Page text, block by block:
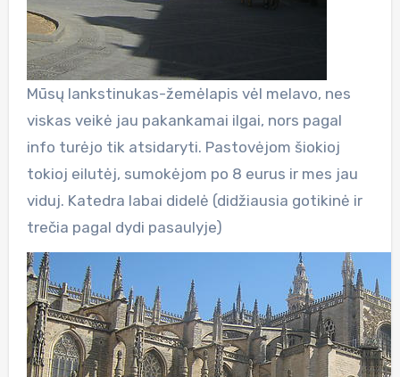
Mūsų lankstinukas-žemėlapis vėl melavo, nes
viskas veikė jau pakankamai ilgai, nors pagal
info turėjo tik atsidaryti. Pastovėjom šiokioj
tokioj eilutėj, sumokėjom po 8 eurus ir mes jau
viduj. Katedra labai didelė (didžiausia gotikinė ir
trečia pagal dydi pasaulyje)